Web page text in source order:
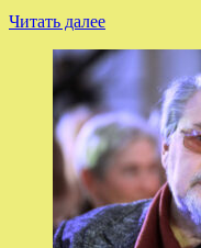
Читать далееПрочитать
о
Гудков
не
подавал
заявление
на выдачу
прокатного